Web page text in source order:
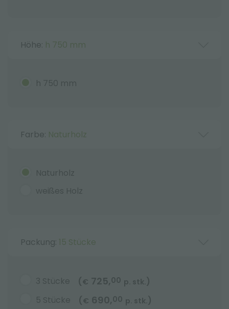
Höhe: h 750 mm
h 750 mm
Farbe: Naturholz
Naturholz
weißes Holz
Packung: 15 Stücke
3 Stücke ( € 725,00 p. stk. )
5 Stücke
( € 690,00 p. stk. )